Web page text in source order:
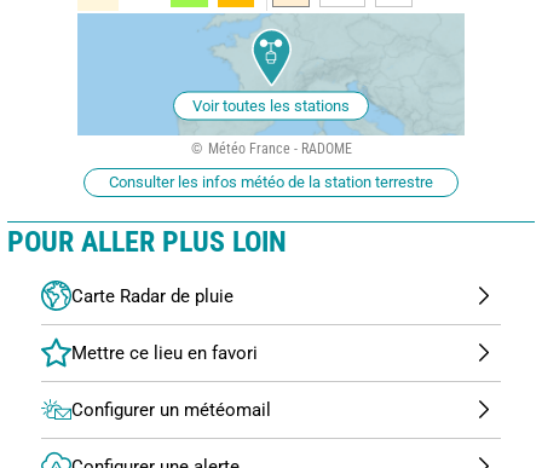
Voir toutes les stations
Météo France - RADOME
Consulter les infos météo de la station terrestre
POUR ALLER PLUS LOIN
Carte Radar de pluie
Configurer un météomail